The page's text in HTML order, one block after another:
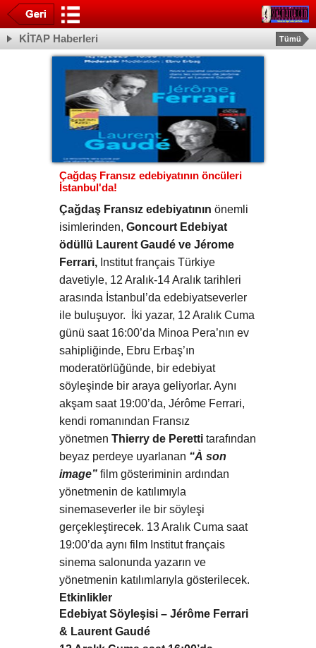
KİTAP Haberleri Tümü
Çağdaş Fransız edebiyatının öncüleri
İstanbul'da!
Çağdaş Fransız edebiyatının önemli
isimlerinden, Goncourt Edebiyat
ödüllü Laurent Gaudé ve Jérome
Ferrari, Institut français Türkiye
davetiyle, 12 Aralık-14 Aralık tarihleri
arasında İstanbul’da edebiyatseverler
ile buluşuyor. İki yazar, 12 Aralık Cuma
günü saat 16:00’da Minoa Pera’nın ev
sahipliğinde, Ebru Erbaş’ın
moderatörlüğünde, bir edebiyat
söyleşinde bir araya geliyorlar. Aynı
akşam saat 19:00’da, Jérôme Ferrari,
kendi romanından Fransız
yönetmen Thierry de Peretti tarafından
beyaz perdeye uyarlanan “À son
image” film gösteriminin ardından
yönetmenin de katılımıyla
sinemaseverler ile bir söyleşi
gerçekleştirecek. 13 Aralık Cuma saat
19:00’da aynı film Institut français
sinema salonunda yazarın ve
yönetmenin katılımlarıyla gösterilecek.
Etkinlikler
Edebiyat Söyleşisi – Jérôme Ferrari
& Laurent Gaudé